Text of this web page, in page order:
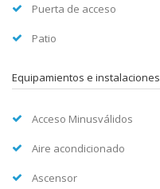
Puerta de acceso
Patio
Equipamientos e instalaciones
Acceso Minusválidos
Aire acondicionado
Ascensor